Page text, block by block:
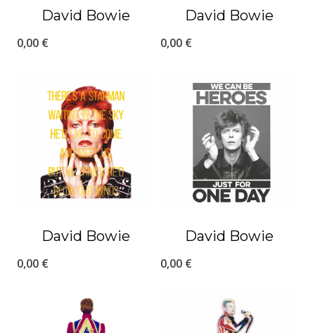
David Bowie
0,00 €
David Bowie
0,00 €
David Bowie
0,00 €
David Bowie
0,00 €